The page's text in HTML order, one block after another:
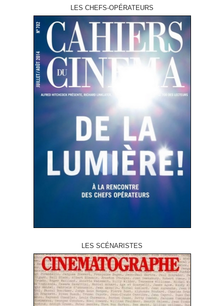
LES CHEFS-OPÉRATEURS
LES SCÉNARISTES